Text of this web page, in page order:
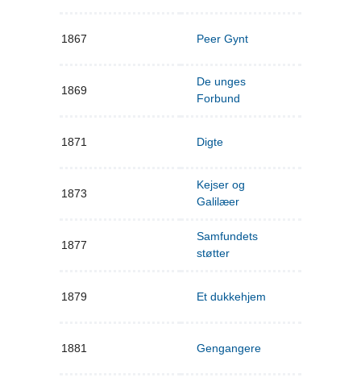
1867 Peer Gynt
1869
De unges
Forbund
1871 Digte
1873
Kejser og
Galilæer
1877
Samfundets
støtter
1879 Et dukkehjem
1881 Gengangere